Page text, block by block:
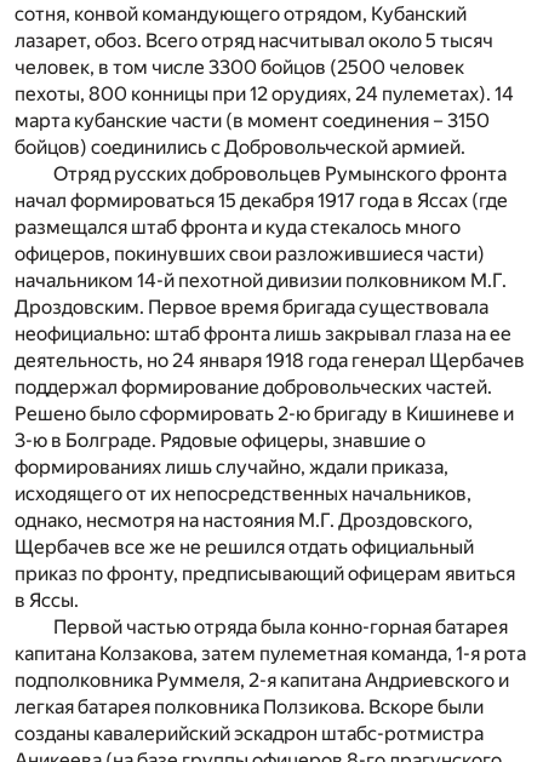
сотня, конвой командующего отрядом, Кубанский
лазарет, обоз. Всего отряд насчитывал около 5 тысяч
человек, в том числе 3300 бойцов (2500 человек
пехоты, 800 конницы при 12 орудиях, 24 пулеметах). 14
марта кубанские части (в момент соединения – 3150
бойцов) соединились с Добровольческой армией.
Отряд русских добровольцев Румынского фронта
начал формироваться 15 декабря 1917 года в Яссах (где
размещался штаб фронта и куда стекалось много
офицеров, покинувших свои разложившиеся части)
начальником 14-й пехотной дивизии полковником М.Г.
Дроздовским. Первое время бригада существовала
неофициально: штаб фронта лишь закрывал глаза на ее
деятельность, но 24 января 1918 года генерал Щербачев
поддержал формирование добровольческих частей.
Решено было сформировать 2-ю бригаду в Кишиневе и
3-ю в Болграде. Рядовые офицеры, знавшие о
формированиях лишь случайно, ждали приказа,
исходящего от их непосредственных начальников,
однако, несмотря на настояния М.Г. Дроздовского,
Щербачев все же не решился отдать официальный
приказ по фронту, предписывающий офицерам явиться
в Яссы.
Первой частью отряда была конно-горная батарея
капитана Колзакова, затем пулеметная команда, 1-я рота
подполковника Руммеля, 2-я капитана Андриевского и
легкая батарея полковника Ползикова. Вскоре были
созданы кавалерийский эскадрон штабс-ротмистра